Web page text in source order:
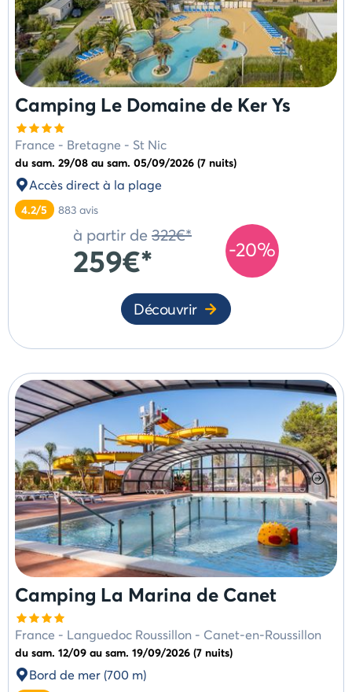
Camping Le Domaine de Ker Ys
France - Bretagne - St Nic
du sam. 29/08 au sam. 05/09/2026 (7 nuits)
Accès direct à la plage
4.2/5 883avis
-20%
à partir de 322€*
259€*
Découvrir
Camping La Marina de Canet
France - Languedoc Roussillon - Canet-en-Roussillon
du sam. 12/09 au sam. 19/09/2026 (7 nuits)
Bord de mer (700 m)